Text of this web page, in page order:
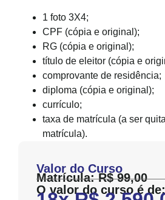
1 foto 3X4;
CPF (cópia e original);
RG (cópia e original);
título de eleitor (cópia e
comprovante de residência;
diploma (cópia e original);
currículo;
taxa de matrícula (a ser
matrícula).
Valor do Curso
Matrícula: R$ 99,00
O valor do curso é de: